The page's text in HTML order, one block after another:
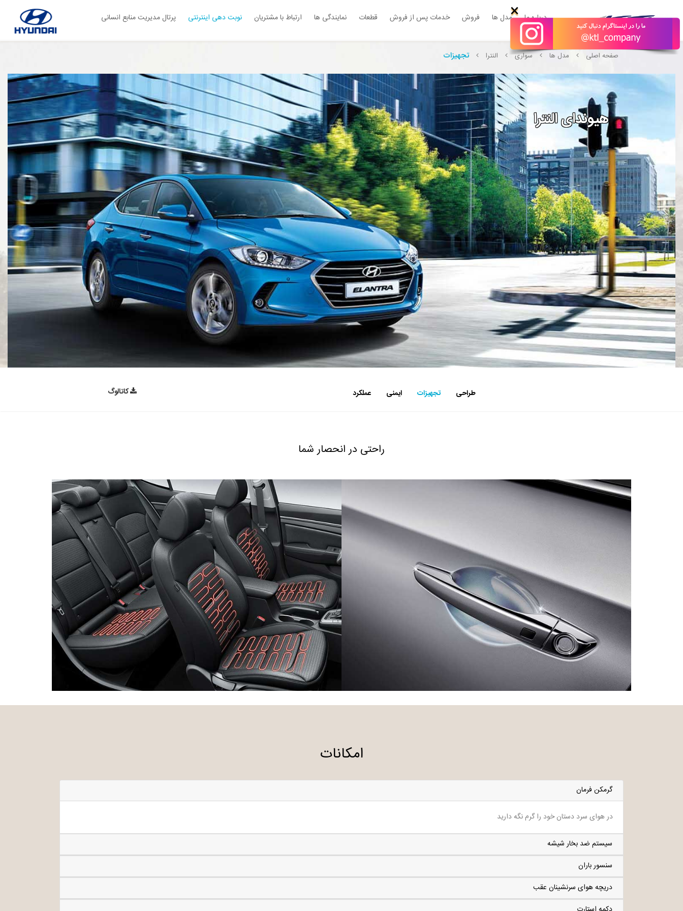
درباره ما مدل ها فروش خدمات پس از فروش قطعات نمایندگی ها ارتباط با مشتریان نوبت دهی اینترنتی پرتال مدیریت منابع انسانی ×
صفحه اصلی مدل ها سواری النترا تجهیزات
هیوندای النترا
طراحی تجهیزات ایمنی عملکرد کاتالوگ
راحتی در انحصار شما
امکانات
گرمکن فرمان
در هوای سرد دستان خود را گرم نگه دارید
سیستم ضد بخار شیشه
سنسور باران
دریچه هوای سرنشینان عقب